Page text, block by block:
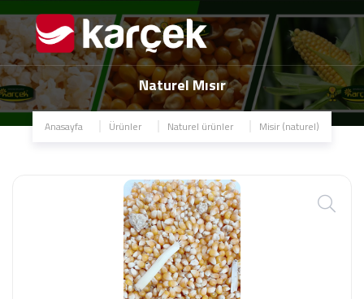
Naturel Mısır
Anasayfa Ürünler Naturel ürünler Misir (naturel)